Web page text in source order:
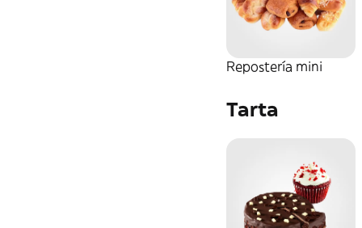
Repostería mini
Tarta